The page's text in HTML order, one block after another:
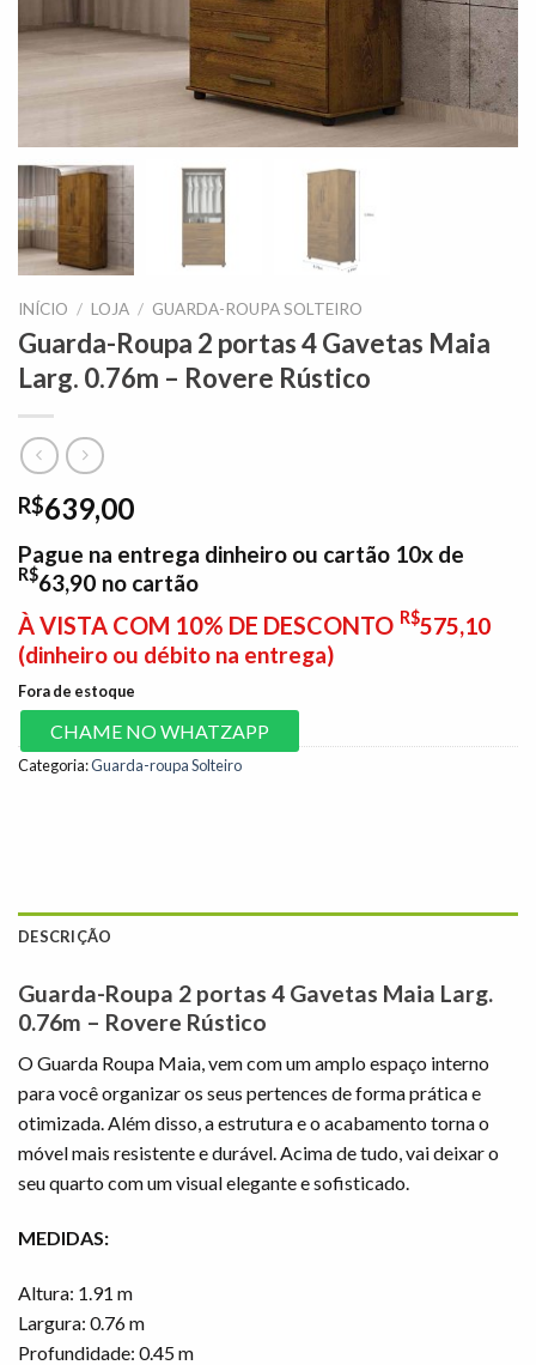
INÍCIO / LOJA / GUARDA-ROUPA SOLTEIRO
Guarda-Roupa 2 portas 4 Gavetas Maia
Larg. 0.76m – Rovere Rústico
R$639,00
Pague na entrega dinheiro ou cartão 10x de
R$63,90 no cartão
À VISTA COM 10% DE DESCONTO R$575,10
(dinheiro ou débito na entrega)
Fora de estoque
CHAME NO WHATZAPP
Categoria:Guarda-roupa Solteiro
DESCRIÇÃO
Guarda-Roupa 2 portas 4 Gavetas Maia Larg.
0.76m – Rovere Rústico
O Guarda Roupa Maia, vem com um amplo espaço interno
para você organizar os seus pertences de forma prática e
otimizada. Além disso, a estrutura e o acabamento torna o
móvel mais resistente e durável. Acima de tudo, vai deixar o
seu quarto com um visual elegante e sofisticado.
MEDIDAS:
Altura: 1.91 m
Largura: 0.76 m
Profundidade: 0.45 m